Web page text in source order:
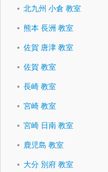
北九州 小倉 教室
熊本 長洲 教室
佐賀 唐津 教室
佐賀 教室
長崎 教室
宮崎 教室
宮崎 日南 教室
鹿児島 教室
大分 別府 教室